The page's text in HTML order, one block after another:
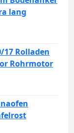
lang
17 Rolladen
Rohrmotor